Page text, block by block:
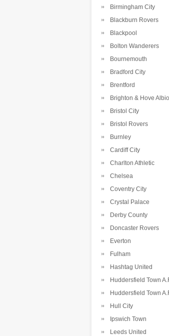
Birmingham City
Blackburn Rovers
Blackpool
Bolton Wanderers
Bournemouth
Bradford City
Brentford
Brighton & Hove
Bristol City
Bristol Rovers
Burnley
Cardiff City
Charlton Athletic
Chelsea
Coventry City
Crystal Palace
Derby County
Doncaster Rovers
Everton
Fulham
Hashtag United
Huddersfield Town
Huddersfield Town
Hull City
Ipswich Town
Leeds United